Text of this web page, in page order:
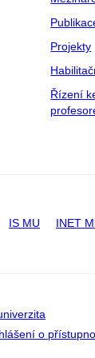
Projekty
Řízení
IS MU INET
o